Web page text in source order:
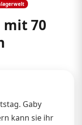
mit 70
Gaby
kann sie ihr